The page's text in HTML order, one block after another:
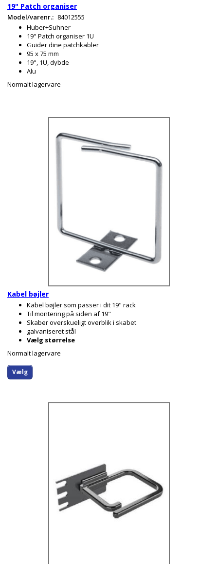
19" Patch organiser
Model/varenr.: 84012555
Huber+Suhner
19" Patch organiser 1U
Guider dine patchkabler
95 x 75 mm
19", 1U, dybde
Alu
Normalt lagervare
Kabel bøjler
Kabel bøjler som passer i dit 19" rack
Til montering på siden af 19"
Skaber overskueligt overblik i skabet
galvaniseret stål
Vælg størrelse
Normalt lagervare
Vælg